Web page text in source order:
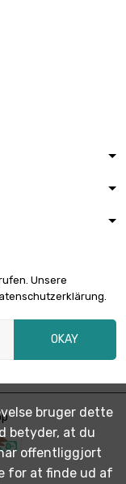
Unsere
OKAY
bruger dette
betyder, at du
offentliggjort
for at finde ud af